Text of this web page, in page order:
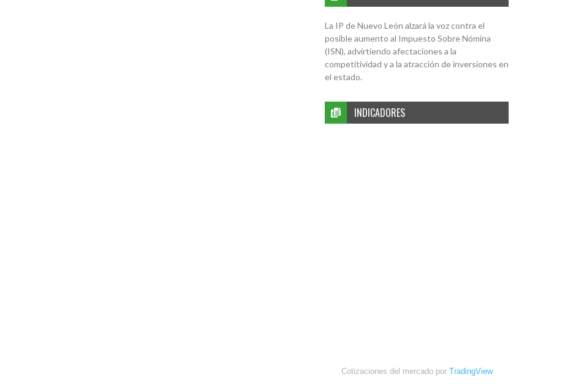
La IP de Nuevo León alzará la voz contra el
posible aumento al Impuesto Sobre Nómina
(ISN), advirtiendo afectaciones a la
competitividad y a la atracción de inversiones en
el estado.
INDICADORES
Cotizaciones del mercado por TradingView